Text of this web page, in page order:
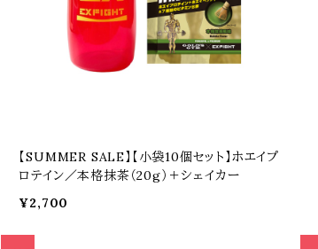
【SUMMER SALE】【小袋10個セット】ホエイプ
ロテイン／本格抹茶（20g）＋シェイカー
¥2,700